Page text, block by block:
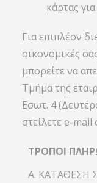
κάρτας
Για επιπλέον
οικονομικές
μπορείτε να
Τμήμα της
Εσωτ. 4
στείλετε e-mail
ΤΡΟΠΟΙ
Α. ΚΑΤΑΘΕΣΗ